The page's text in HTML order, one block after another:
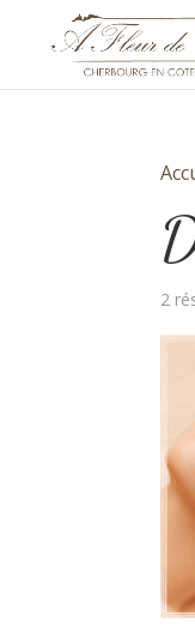
2